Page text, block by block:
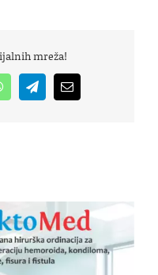
mreža!
TelegramEmail